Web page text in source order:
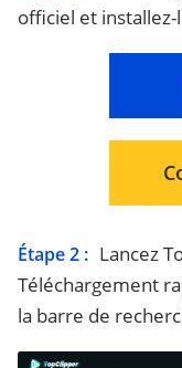
officiel et
Étape 2 : Lancez
Téléchargement
la barre de